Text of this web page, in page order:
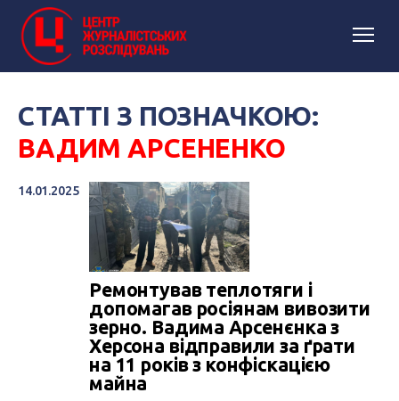
СТАТТІ З ПОЗНАЧКОЮ:
ВАДИМ АРСЕНЕНКО
14.01.2025
Ремонтував теплотяги і
допомагав росіянам вивозити
зерно. Вадима Арсенєнка з
Херсона відправили за ґрати
на 11 років з конфіскацією
майна